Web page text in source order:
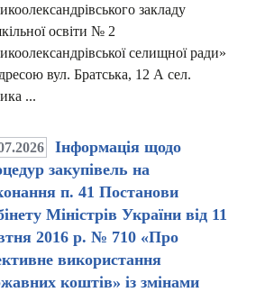
закладу
освіти № 2
селищної ради»
вул. Братська, 12 А сел.
...
Інформація щодо
закупівель на
п. 41 Постанови
Міністрів України від 11
2016 р. № 710 «Про
використання
коштів» із змінами